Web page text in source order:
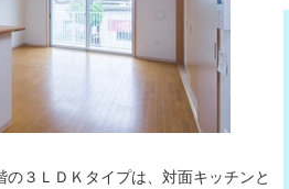
ＬＤＫタイプは、対面キッチンと